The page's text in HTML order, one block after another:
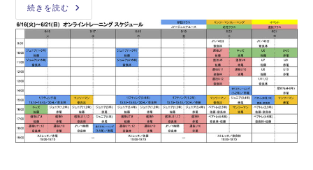
続きを読む 【GFA】
オ
ン
ラ
イ
ン
ト
レ
ー
ニ
ン
グ
開
催
の